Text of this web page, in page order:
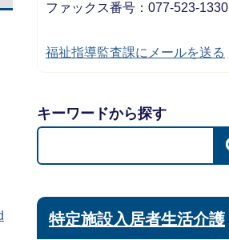
ファックス番号：077-523-1330
福祉指導監査課にメールを送る
キーワードから探す
特定施設入居者生活介護